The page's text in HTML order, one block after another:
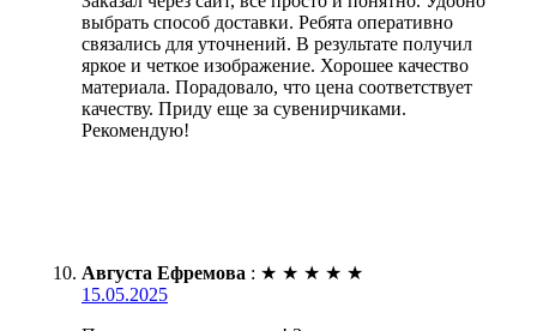
выбрать способ доставки. Ребята оперативно
связались для уточнений. В результате получил
яркое и четкое изображение. Хорошее качество
материала. Порадовало, что цена соответствует
качеству. Приду еще за сувенирчиками.
Рекомендую!
Августа Ефремова : ★ ★ ★ ★ ★
15.05.2025